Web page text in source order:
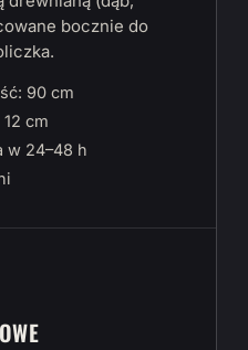
bocznie do
90 cm
cm
w 24–48 h